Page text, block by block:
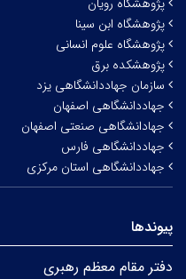
پژوهشگاه ابن سینا
پژوهشگاه علوم انسانی
پژوهشکده برق
سازمان جهاددانشگاهی یزد
جهاددانشگاهی اصفهان
جهادانشگاهی صنعتی اصفهان
جهاددانشگاهی فارس
جهاددانشگاهی استان مرکزی
پیوندها
دفتر مقام معظم رهبری